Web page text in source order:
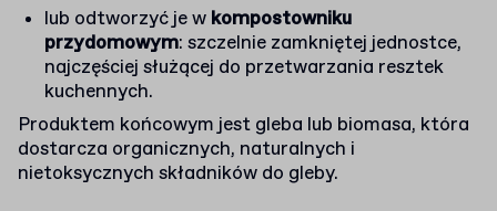
lub odtworzyć je w kompostowniku
przydomowym: szczelnie zamkniętej jednostce,
najczęściej służącej do przetwarzania resztek
kuchennych.
Produktem końcowym jest gleba lub biomasa, która
dostarcza organicznych, naturalnych i
nietoksycznych składników do gleby.